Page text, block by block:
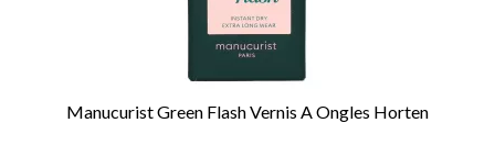
Manucurist Green Flash Vernis A Ongles Horten